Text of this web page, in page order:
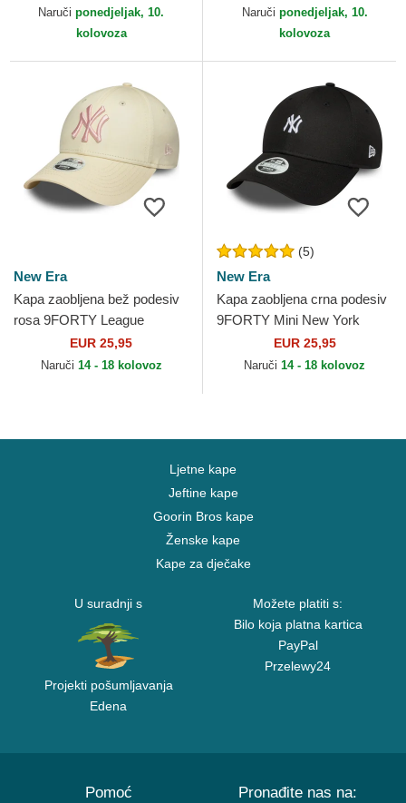
MLB New Era
Naruči ponedjeljak, 10.
kolovoza
Naruči ponedjeljak, 10.
kolovoza
New Era
Kapa zaobljena bež podesiv
rosa 9FORTY League
Essential New York Yankees
MLB New Era
EUR 25,95
Naruči 14 - 18 kolovoz
(5)
New Era
Kapa zaobljena crna podesiv
9FORTY Mini New York
Yankees MLB New Era
EUR 25,95
Naruči 14 - 18 kolovoz
Ljetne kape
Jeftine kape
Goorin Bros kape
Ženske kape
Kape za dječake
U suradnji s
Projekti pošumljavanja
Edena
Možete platiti s:
Bilo koja platna kartica
PayPal
Przelewy24
Pomoć Pronađite nas na: